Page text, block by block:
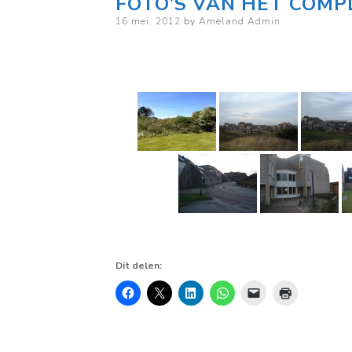
Posted
16 mei, 2012 by Ameland Admin
Dit delen: